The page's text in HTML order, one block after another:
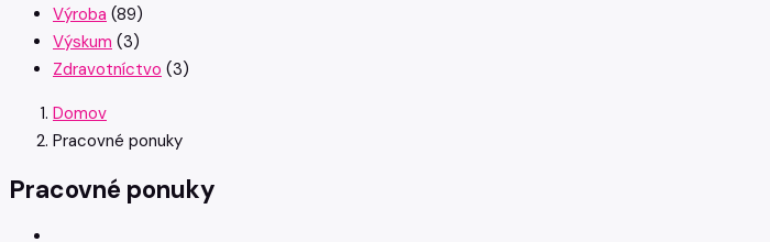
Výroba (89)
Výskum (3)
Zdravotníctvo (3)
Domov
Pracovné ponuky
Pracovné ponuky